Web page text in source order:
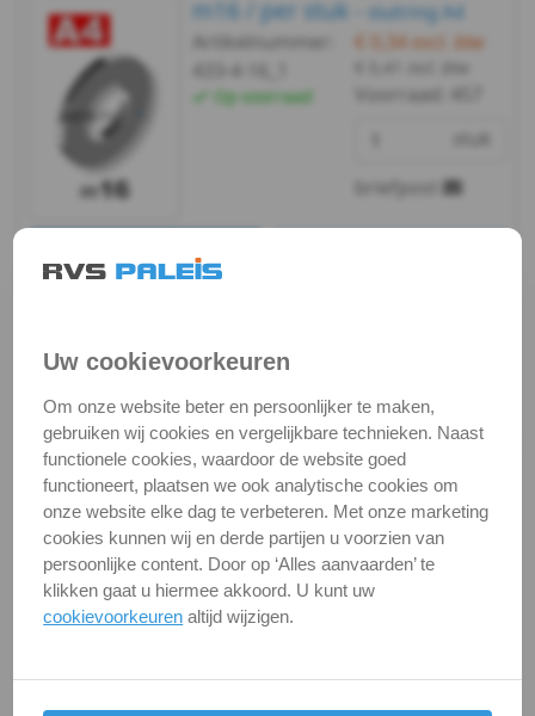
433
-
A4
-
m2
DIN
-
A4
-
m2,5
DIN
433
-
m16 / per stuk - sluitring A4
Artikelnummer:
Op voorraad
€ 0,34 excl. btw
incl. btw
Voorraad:
briefpost
10
€ 0,29 excl.btw
€ 0,30 excl.btw
m16 / verp. 50 st. -sluitring A4
Artikelnummer:
433-4-16_50
Op voorraad
€ 13,50excl. btw
€ 16,34 incl. btw
Voorraad:
Uw cookievoorkeuren
Om onze website beter en persoonlijker te maken,
gebruiken wij cookies en vergelijkbare technieken. Naast
functionele cookies, waardoor de website goed
functioneert, plaatsen we ook analytische cookies om
onze website elke dag te verbeteren. Met onze marketing
cookies kunnen wij en derde partijen u voorzien van
persoonlijke content. Door op ‘Alles aanvaarden’ te
klikken gaat u hiermee akkoord. U kunt uw
cookievoorkeuren altijd wijzigen.